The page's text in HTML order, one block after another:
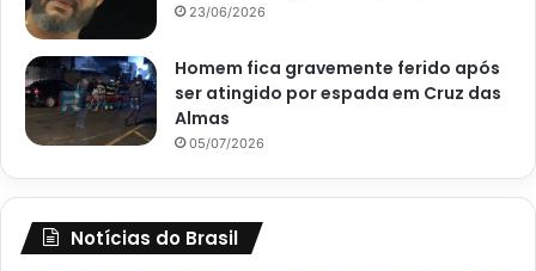
23/06/2026
Homem fica gravemente ferido após
ser atingido por espada em Cruz das
Almas
05/07/2026
Notícias do Brasil